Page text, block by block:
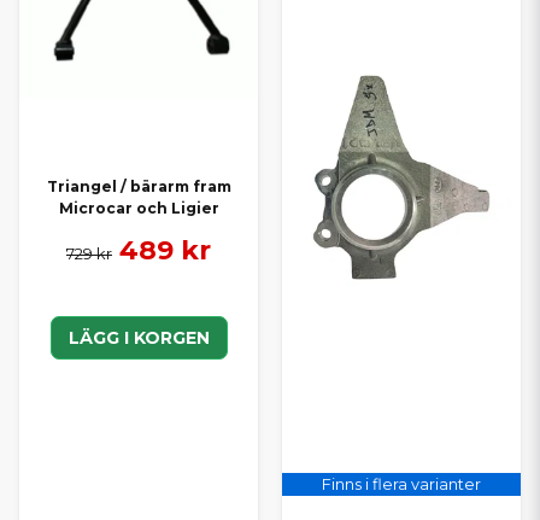
Triangel / bärarm fram
Microcar och Ligier
729 kr 489 kr
LÄGG I KORGEN
Finns i flera varianter